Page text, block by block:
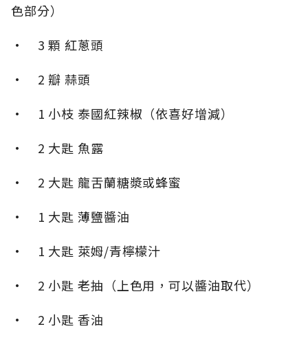
色部分）
• 3 顆 紅蔥頭
• 2 瓣 蒜頭
• 1 小枝 泰國紅辣椒（依喜好增減）
• 2 大匙 魚露
• 2 大匙 龍舌蘭糖漿或蜂蜜
• 1 大匙 薄鹽醬油
• 1 大匙 萊姆/青檸檬汁
• 2 小匙 老抽（上色用，可以醬油取代）
• 2 小匙 香油